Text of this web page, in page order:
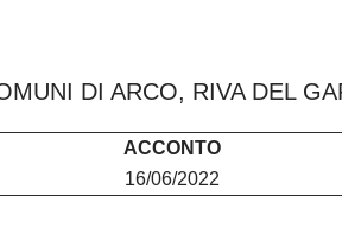
DI ARCO, RIVA DEL
ACCONTO
16/06/2022